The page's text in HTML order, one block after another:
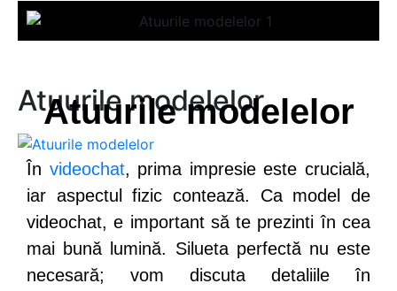
modele relaxare videochat
Atuurile modelelor
Atuurile modelelor
În videochat, prima impresie este crucială,
iar aspectul fizic contează. Ca model de
videochat, e important să te prezinti în cea
mai bună lumină. Silueta perfectă nu este
necesară; vom discuta detaliile în